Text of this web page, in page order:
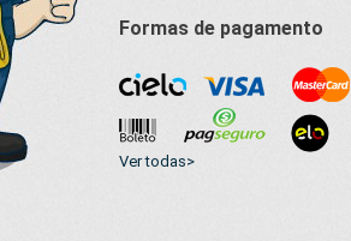
Formas de pagamento
Ver todas>